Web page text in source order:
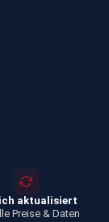
aktualisiert
Preise & Daten